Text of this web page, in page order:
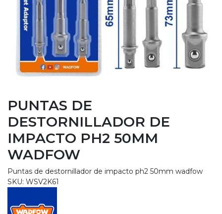
PUNTAS DE
DESTORNILLADOR DE
IMPACTO PH2 50MM
WADFOW
Puntas de destornillador de impacto ph2 50mm wadfow
SKU: WSV2K61